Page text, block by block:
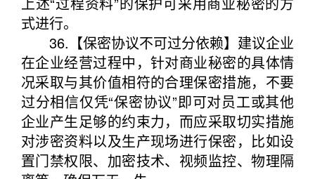
式进行。
36.【保密协议不可过分依赖】建议企业
在企业经营过程中，针对商业秘密的具体情
况采取与其价值相符的合理保密措施，不要
过分相信仅凭“保密协议”即可对员工或其他
企业产生足够的约束力，而应采取切实措施
对涉密资料以及生产现场进行保密，比如设
置门禁权限、加密技术、视频监控、物理隔